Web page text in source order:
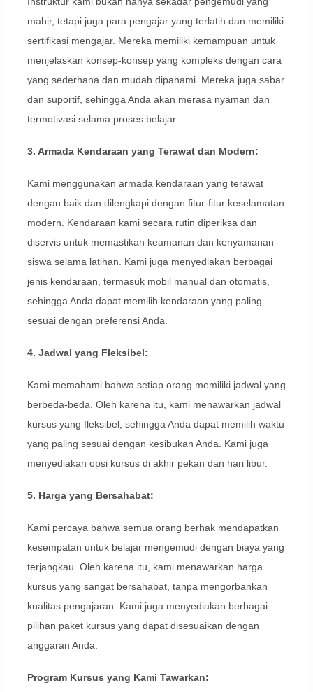
mahir, tetapi juga para pengajar yang terlatih dan memiliki
sertifikasi mengajar. Mereka memiliki kemampuan untuk
menjelaskan konsep-konsep yang kompleks dengan cara
yang sederhana dan mudah dipahami. Mereka juga sabar
dan suportif, sehingga Anda akan merasa nyaman dan
termotivasi selama proses belajar.
3. Armada Kendaraan yang Terawat dan Modern:
Kami menggunakan armada kendaraan yang terawat
dengan baik dan dilengkapi dengan fitur-fitur keselamatan
modern. Kendaraan kami secara rutin diperiksa dan
diservis untuk memastikan keamanan dan kenyamanan
siswa selama latihan. Kami juga menyediakan berbagai
jenis kendaraan, termasuk mobil manual dan otomatis,
sehingga Anda dapat memilih kendaraan yang paling
sesuai dengan preferensi Anda.
4. Jadwal yang Fleksibel:
Kami memahami bahwa setiap orang memiliki jadwal yang
berbeda-beda. Oleh karena itu, kami menawarkan jadwal
kursus yang fleksibel, sehingga Anda dapat memilih waktu
yang paling sesuai dengan kesibukan Anda. Kami juga
menyediakan opsi kursus di akhir pekan dan hari libur.
5. Harga yang Bersahabat:
Kami percaya bahwa semua orang berhak mendapatkan
kesempatan untuk belajar mengemudi dengan biaya yang
terjangkau. Oleh karena itu, kami menawarkan harga
kursus yang sangat bersahabat, tanpa mengorbankan
kualitas pengajaran. Kami juga menyediakan berbagai
pilihan paket kursus yang dapat disesuaikan dengan
anggaran Anda.
Program Kursus yang Kami Tawarkan: